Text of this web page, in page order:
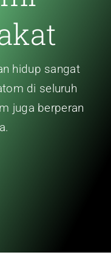
hidup sangat
di seluruh
juga berperan